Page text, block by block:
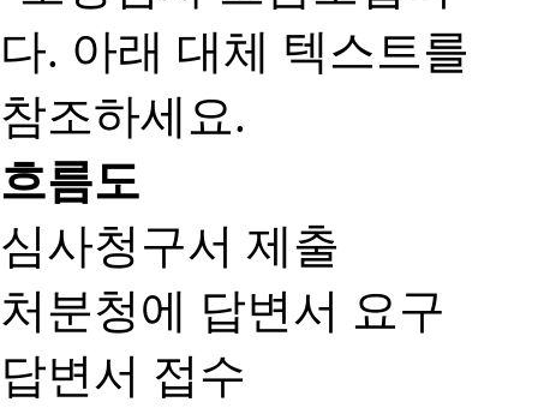
흐름도
심사청구서 제출
처분청에 답변서 요구
답변서 접수